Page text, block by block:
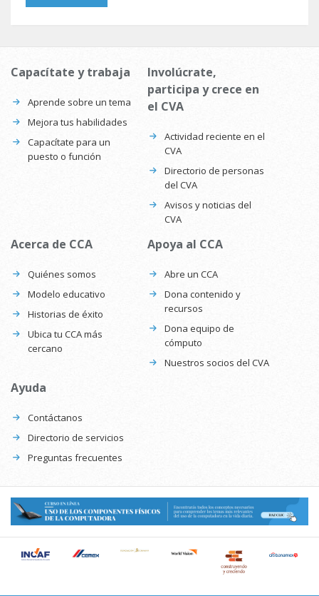
Capacítate y trabaja
Aprende sobre un tema
Mejora tus habilidades
Capacítate para un
puesto o función
Involúcrate,
participa y crece en
el CVA
Actividad reciente en el
CVA
Directorio de personas
del CVA
Avisos y noticias del
CVA
Acerca de CCA
Quiénes somos
Modelo educativo
Historias de éxito
Ubica tu CCA más
cercano
Apoya al CCA
Abre un CCA
Dona contenido y
recursos
Dona equipo de
cómputo
Nuestros socios del CVA
Ayuda
Contáctanos
Directorio de servicios
Preguntas frecuentes